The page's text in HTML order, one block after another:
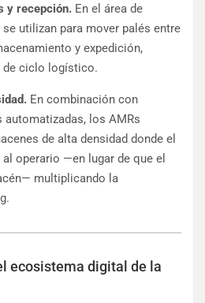
y recepción. En el área de
utilizan para mover palés entre
y expedición,
de ciclo logístico.
En combinación con
los AMRs
de alta densidad donde el
operario —en lugar de que el
multiplicando la
ecosistema digital de la